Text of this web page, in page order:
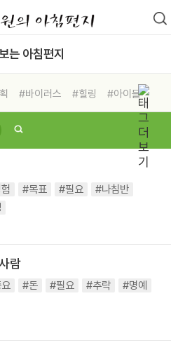
는 아침편지
#바이러스 #힐링
#아이들
교
#목표 #필요
#나침반
람
#돈 #필요 #추락
#명예